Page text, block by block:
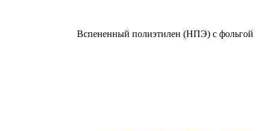
Вспененный полиэтилен (НПЭ) с фольгой